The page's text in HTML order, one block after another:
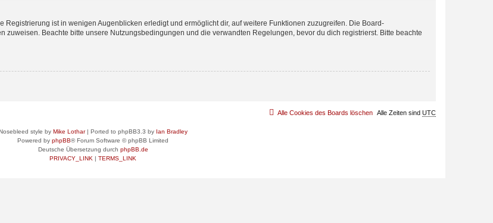
ist in wenigen Augenblicken erledigt und ermöglicht dir, auf weitere Funktionen zuzugreifen. Die Board-
Beachte bitte unsere Nutzungsbedingungen und die verwandten Regelungen, bevor du dich registrierst. Bitte beachte
Alle Zeiten sind UTC
Alle Cookies des Boards löschen
style by Mike Lothar| Ported to phpBB3.3 by Ian Bradley
Powered by phpBB® Forum Software © phpBB Limited
Deutsche Übersetzung durch phpBB.de
PRIVACY_LINK | TERMS_LINK